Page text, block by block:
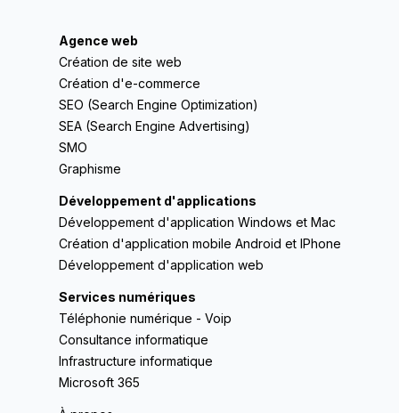
Agence web
Création de site web
Création d'e-commerce
SEO (Search Engine Optimization)
SEA (Search Engine Advertising)
SMO
Graphisme
Développement d'applications
Développement d'application Windows et Mac
Création d'application mobile Android et IPhone
Développement d'application web
Services numériques
Téléphonie numérique - Voip
Consultance informatique
Infrastructure informatique
Microsoft 365